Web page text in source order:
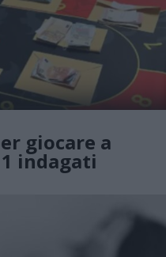
giocare a
indagati